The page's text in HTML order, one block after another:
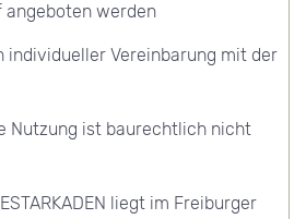
werden
individueller Vereinbarung mit der
Nutzung ist baurechtlich nicht
liegt im Freiburger